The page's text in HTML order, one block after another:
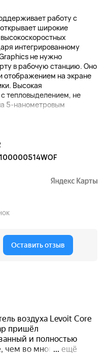
работу с
широкие
интегрированному
не нужно
в рабочую станцию. Оно
отображением на экране
Высокая
тепловыделением, не
5-нанометровым